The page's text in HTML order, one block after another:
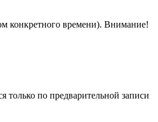
конкретного времени). Внимание!
только по предварительной записи